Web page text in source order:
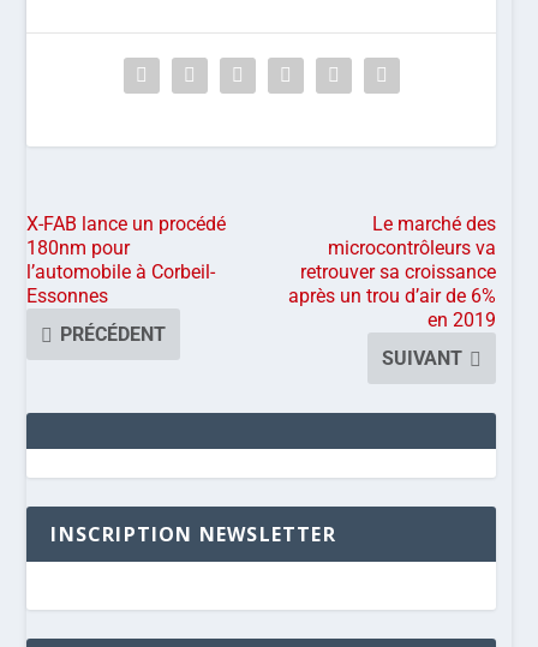
X-FAB lance un procédé
180nm pour
l’automobile à Corbeil-
Essonnes
PRÉCÉDENT
Le marché des
microcontrôleurs va
retrouver sa croissance
après un trou d’air de 6%
en 2019
SUIVANT
INSCRIPTION NEWSLETTER